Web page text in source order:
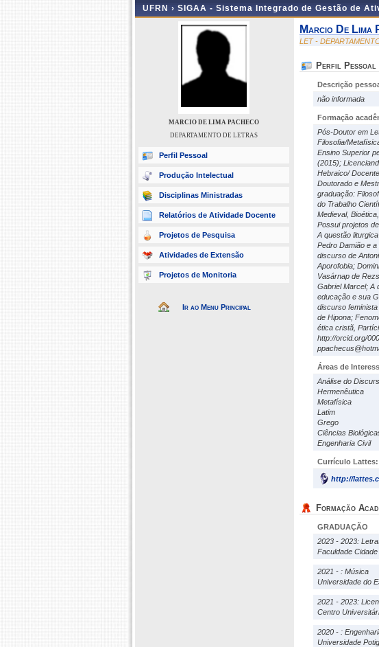
UFRN › SIGAA - Sistema Integrado de Gestão de
MARCIO DE LIMA PACHECO
DEPARTAMENTO DE LETRAS
Perfil Pessoal
Produção Intelectual
Disciplinas Ministradas
Relatórios de Atividade Docente
Projetos de Pesquisa
Atividades de Extensão
Projetos de Monitoria
Ir ao Menu Principal
Marcio De Lima
LET -
Perfil Pessoal
Descrição
não informada
Formação
Pós-Doutor em
Filosofia/
Ensino Superior
(2015);
Hebraico/
Doutorado e
graduação:
do Trabalho
Medieval,
Possui projetos
A questão
Pedro Damião e
discurso de
Aporofobia;
Vasárnap de
Gabriel Marcel; A
educação e sua
discurso
de Hipona;
ética cristã,
http://orcid.org/
Áreas de
Análise do
Hermenêutica
Metafísica
Latim
Grego
Ciências
Engenharia Civil
Currículo Lattes:
http://
Formação
GRADUAÇÃO
2023 - 2023:
Faculdade
2021 - : Música
Universidade do
2021 - 2023:
Centro
2020 - :
Universidade